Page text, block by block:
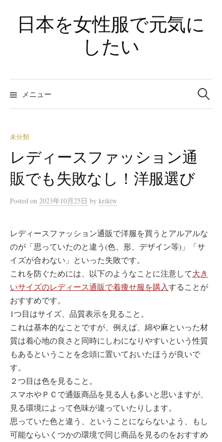
キ
日本を女性服で元気に
したい
メニュー 索
未分類
レディースファッション通
販でも失敗なし！洋服選び
Posted on 2023年10月25日 by kriktw
レディースファッション通販で洋服を買うとアルアルな
のが「思っていたのと違う(色、形、デザイン等)」「サ
イズが合わない」といった失敗です。
これを防ぐためには、以下のようなことに注意して大き
いサイズのレディース通販で着痩せ服を購入することが
おすすめです。
1つ目はサイズ、品質表示を見ること。
これは基本的なことですが、例えば、綿や麻といった材
質は着心地の良さと同時にしわになりやすいという性質
もあるということを念頭に置いておいたほうが良いで
す。
２つ目は色を見ること。
スマホやＰＣで通販商品を見る人も多いと思いますが、
見る環境によって色味が違っていたりします。
思っていた色と違う、ということにならないよう、もし
可能ならいくつかの環境で同じ商品を見るのをおすすめ